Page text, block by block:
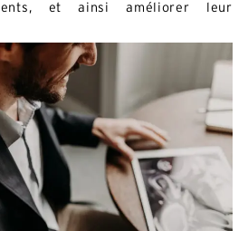
et ainsi améliorer leur